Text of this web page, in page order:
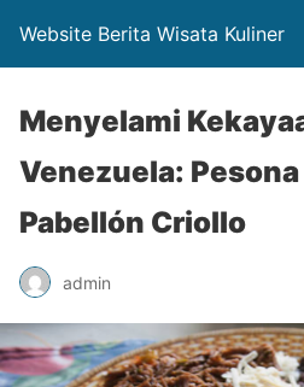
Website Berita Wisata Kuliner
Menyelami
Venezuela:
Pabellón Criollo
admin